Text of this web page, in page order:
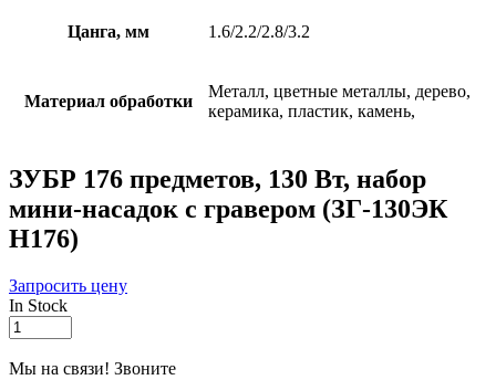
Цанга, мм 1.6/2.2/2.8/3.2
Материал обработки
Металл, цветные металлы, дерево,
керамика, пластик, камень,
ЗУБР 176 предметов, 130 Вт, набор
мини-насадок с гравером (ЗГ-130ЭК
H176)
Запросить цену
In Stock
ЗУБР
176
предметов,
Мы на связи! Звоните